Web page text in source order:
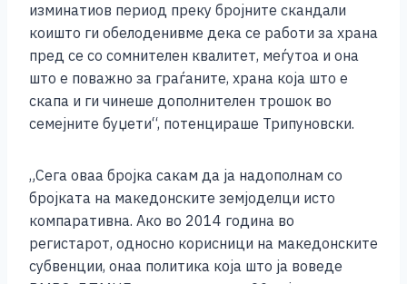
изминатиов период преку бројните скандали
коишто ги обелоденивме дека се работи за храна
пред се со сомнителен квалитет, меѓутоа и она
што е поважно за граѓаните, храна која што е
скапа и ги чинеше дополнителен трошок во
семејните буџети“, потенцираше Трипуновски.
„Сега оваа бројка сакам да ја надополнам со
бројката на македонските земјоделци исто
компаративна. Ако во 2014 година во
регистарот, односно корисници на македонските
субвенции, онаа политика која што ја воведе